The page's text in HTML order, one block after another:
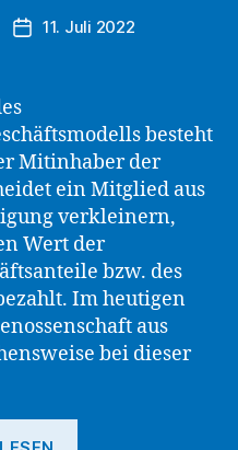
Beitragsdatum
11. Juli 2022
besteht
Mitinhaber der
ein Mitglied aus
verkleinern,
Wert der
bzw. des
Im heutigen
aus
bei dieser